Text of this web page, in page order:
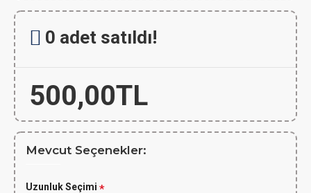
500,00TL
0 adet satıldı!
Mevcut Seçenekler:
Uzunluk Seçimi